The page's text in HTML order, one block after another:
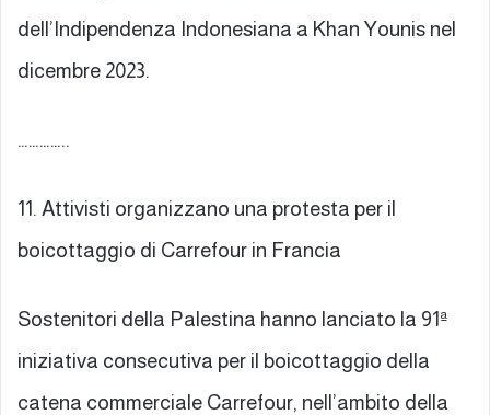
dell’Indipendenza Indonesiana a Khan Younis nel
dicembre 2023.
…………..
11. Attivisti organizzano una protesta per il
boicottaggio di Carrefour in Francia
Sostenitori della Palestina hanno lanciato la 91ª
iniziativa consecutiva per il boicottaggio della
catena commerciale Carrefour, nell’ambito della